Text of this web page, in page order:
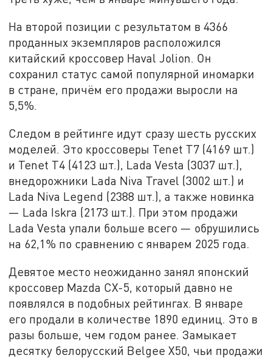
На второй позиции с результатом в 4366
проданных экземпляров расположился
китайский кроссовер Haval Jolion. Он
сохранил статус самой популярной иномарки
в стране, причём его продажи выросли на
5,5%.
Следом в рейтинге идут сразу шесть русских
моделей. Это кроссоверы Tenet T7 (4169 шт.)
и Tenet T4 (4123 шт.), Lada Vesta (3037 шт.),
внедорожники Lada Niva Travel (3002 шт.) и
Lada Niva Legend (2388 шт.), а также новинка
— Lada Iskra (2173 шт.). При этом продажи
Lada Vesta упали больше всего — обрушились
на 62,1% по сравнению с январем 2025 года.
Девятое место неожиданно занял японский
кроссовер Mazda CX-5, который давно не
появлялся в подобных рейтингах. В январе
его продали в количестве 1890 единиц. Это в
разы больше, чем годом ранее. Замыкает
десятку белорусский Belgee X50, чьи продажи